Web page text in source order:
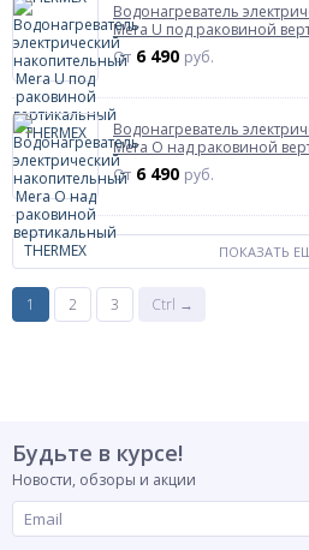
Водонагреватель
Mera U под раковиной
От 6 490 руб.
Водонагреватель
Mera O над раковиной
От 6 490 руб.
ПОКАЗАТЬ
1 2 3 Ctrl →
Будьте в курсе!
Новости, обзоры и акции